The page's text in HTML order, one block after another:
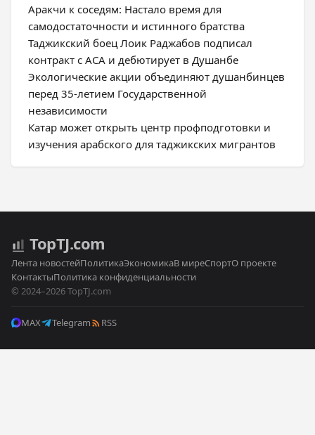
Аракчи к соседям: Настало время для
самодостаточности и истинного братства
Таджикский боец Лоик Раджабов подписал
контракт с ACA и дебютирует в Душанбе
Экологические акции объединяют душанбинцев
перед 35-летием Государственной
независимости
Катар может открыть центр профподготовки и
изучения арабского для таджикских мигрантов
TopTJ.com
Лента новостейПолитикаЭкономикаВ миреСпортО проекте
КонтактыПолитика конфиденциальности
© 2024–2026 TopTJ.com
MAX Telegram RSS